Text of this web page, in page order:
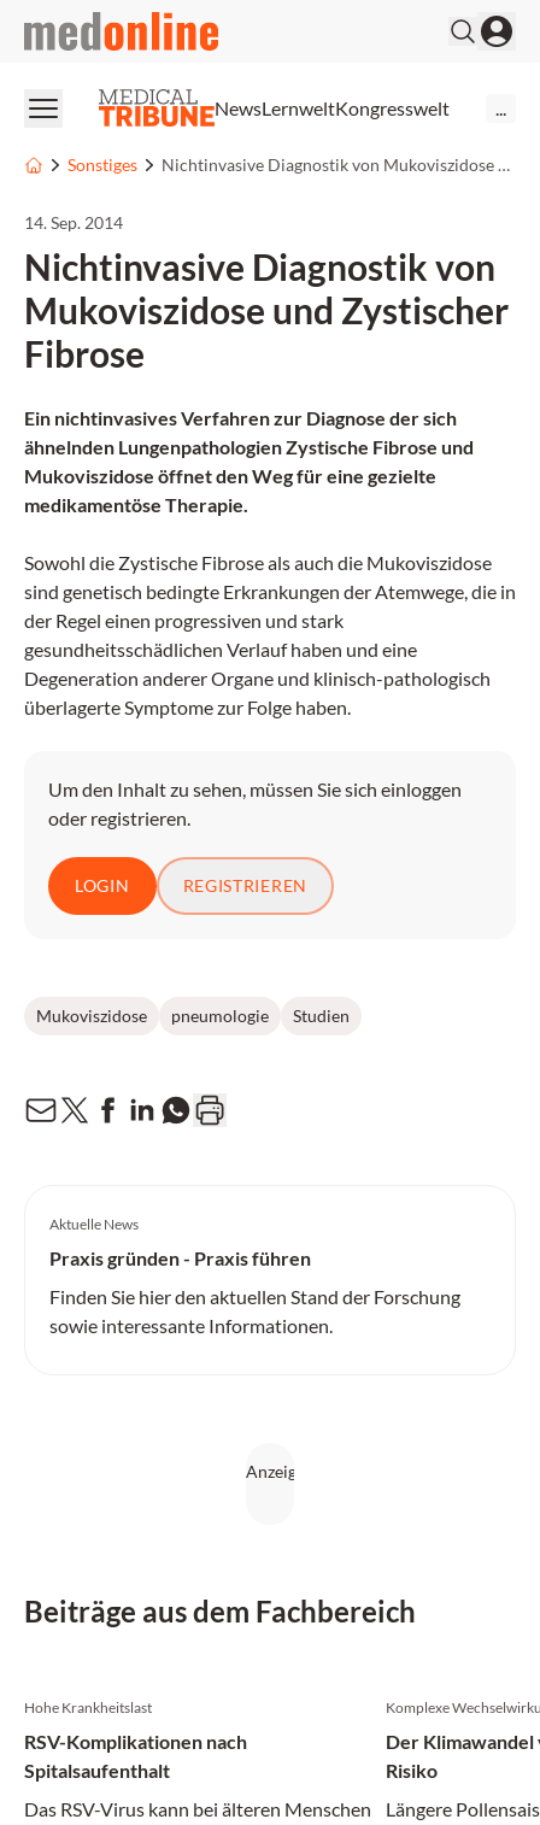
medonline
NewsLernweltKongresswelt
Sonstiges Nichtinvasive Diagnostik von Mukoviszidose und Zystischer Fibrose
14. Sep. 2014
Nichtinvasive Diagnostik von
Mukoviszidose und Zystischer
Fibrose
Ein nichtinvasives Verfahren zur Diagnose der sich
ähnelnden Lungenpathologien Zystische Fibrose und
Mukoviszidose öffnet den Weg für eine gezielte
medikamentöse Therapie.
Sowohl die Zystische Fibrose als auch die Mukoviszidose
sind genetisch bedingte Erkrankungen der Atemwege, die in
der Regel einen progressiven und stark
gesundheitsschädlichen Verlauf haben und eine
Degeneration anderer Organe und klinisch-pathologisch
überlagerte Symptome zur Folge haben.
Um den Inhalt zu sehen, müssen Sie sich einloggen
oder registrieren.
LOGIN REGISTRIEREN
Mukoviszidose pneumologie Studien
Aktuelle News
Praxis gründen - Praxis führen
Finden Sie hier den aktuellen Stand der Forschung
sowie interessante Informationen.
Beiträge aus dem Fachbereich
Hohe Krankheitslast
RSV-Komplikationen nach
Spitalsaufenthalt
Das RSV-Virus kann bei älteren Menschen
Komplexe
Der
Risiko
Längere